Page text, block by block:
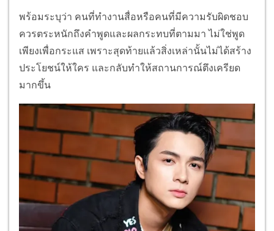
พร้อมระบุว่า คนที่ทำงานสื่อหรือคนที่มีความรับผิดชอบ
ควรตระหนักถึงคำพูดและผลกระทบที่ตามมา ไม่ใช่พูด
เพียงเพื่อกระแส เพราะสุดท้ายแล้วสิ่งเหล่านั้นไม่ได้สร้าง
ประโยชน์ให้ใคร และกลับทำให้สถานการณ์ตึงเครียด
มากขึ้น